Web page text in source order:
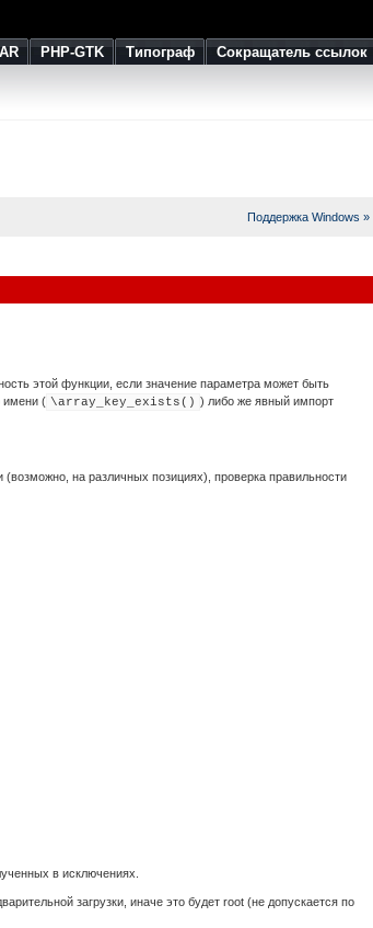
PHP-GTK Типограф Сокращатель ссылок
Поддержка Windows »
этой функции, если значение параметра может быть
имени ( \array_key_exists() ) либо же явный импорт
на различных позициях), проверка правильности
в исключениях.
загрузки, иначе это будет root (не допускается по